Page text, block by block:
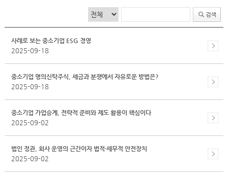
사례로 보는 중소기업 ESG 경영
2025-09-18
중소기업 명의신탁주식, 세금과 분쟁에서 자유로운 방법은?
2025-09-18
중소기업 가업승계, 전략적 준비와 제도 활용이 핵심이다
2025-09-02
법인 정관, 회사 운영의 근간이자 법적·세무적 안전장치
2025-09-02